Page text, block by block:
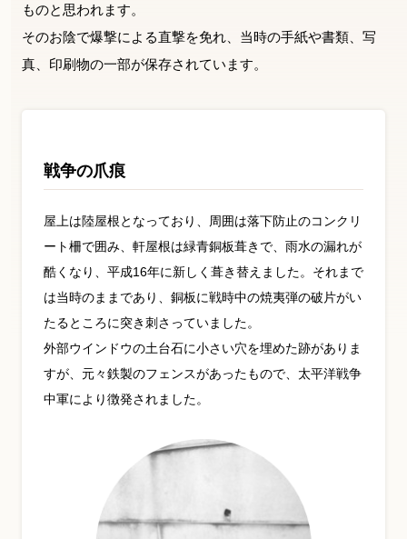
ものと思われます。
そのお陰で爆撃による直撃を免れ、当時の手紙や書類、写
真、印刷物の一部が保存されています。
戦争の爪痕
屋上は陸屋根となっており、周囲は落下防止のコンクリ
ート柵で囲み、軒屋根は緑青銅板葺きで、雨水の漏れが
酷くなり、平成16年に新しく葺き替えました。それまで
は当時のままであり、銅板に戦時中の焼夷弾の破片がい
たるところに突き刺さっていました。
外部ウインドウの土台石に小さい穴を埋めた跡がありま
すが、元々鉄製のフェンスがあったもので、太平洋戦争
中軍により徴発されました。